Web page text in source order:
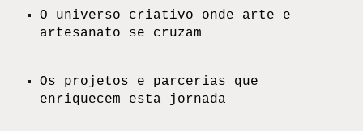
O universo criativo onde arte e
artesanato se cruzam
Os projetos e parcerias que
enriquecem esta jornada